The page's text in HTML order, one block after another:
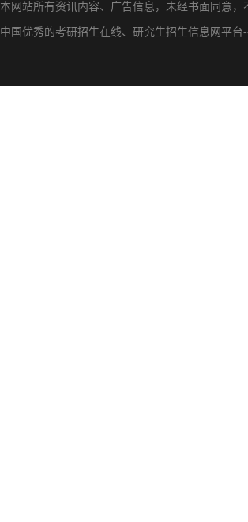
本网站所有资讯内容、广告信息，未经书面同意，
中国优秀的考研招生在线、 研究生招生信息网 平台